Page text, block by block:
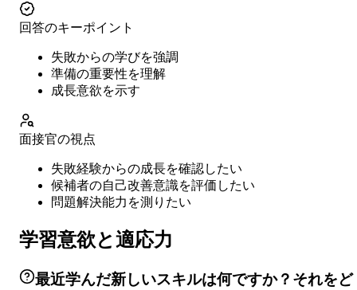
回答のキーポイント
失敗からの学びを強調
準備の重要性を理解
成長意欲を示す
面接官の視点
失敗経験からの成長を確認したい
候補者の自己改善意識を評価したい
問題解決能力を測りたい
学習意欲と適応力
最近学んだ新しいスキルは何ですか？それをど